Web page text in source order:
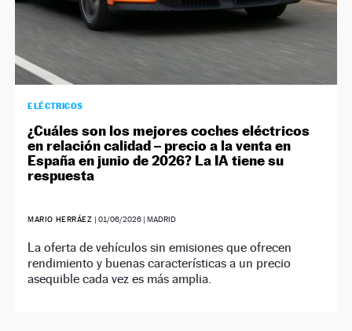
ELÉCTRICOS
¿Cuáles son los mejores coches eléctricos
en relación calidad – precio a la venta en
España en junio de 2026? La IA tiene su
respuesta
MARIO HERRÁEZ | 01/06/2026| MADRID
La oferta de vehículos sin emisiones que ofrecen
rendimiento y buenas características a un precio
asequible cada vez es más amplia.